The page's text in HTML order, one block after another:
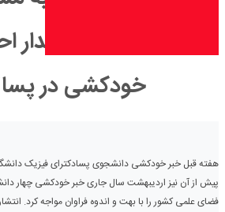
تحصیلکرده”تا”هشدار
خودکشی در
هفته قبل خبر خودکشی دانشجوی پسادکترای فیزیک
پیش از آن نیز اردیبهشت سال جاری خبر خودکشی چهار
فضای علمی کشور را با بهت و اندوه فراوان مواجه کرد. انتشار